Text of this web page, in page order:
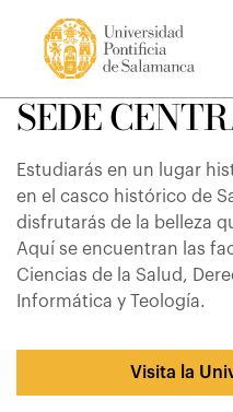
SEDE
Estudiarás en un lugar
en el casco histórico de
disfrutarás de la belleza
Aquí se encuentran las
Ciencias de la Salud,
Informática y Teología.
Visita la